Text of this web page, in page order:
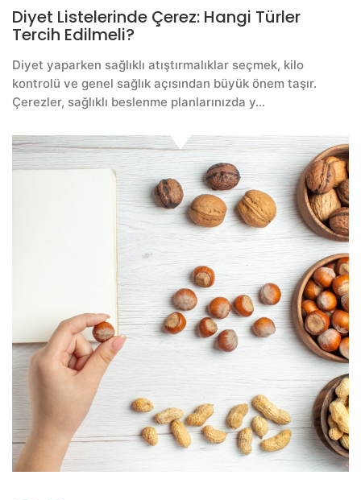
Diyet Listelerinde Çerez: Hangi Türler
Tercih Edilmeli?
Diyet yaparken sağlıklı atıştırmalıklar seçmek, kilo
kontrolü ve genel sağlık açısından büyük önem taşır.
Çerezler, sağlıklı beslenme planlarınızda y...